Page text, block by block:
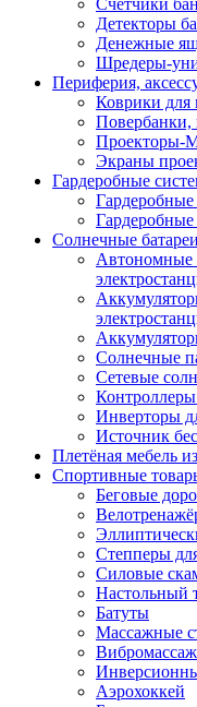
Счетчики
Детекторы
Денежные
Шредеры-
Периферия,
Коврики
Повербанки,
Проекторы-
Экраны
Гардеробные
Солнечные
Автономные
Солнечные
Сетевые
Контроллеры
Инверторы
Источник
Плетёная мебель
Спортивные
Беговые
Степперы
Силовые
Настольный
Батуты
Массажные
Аэрохоккей